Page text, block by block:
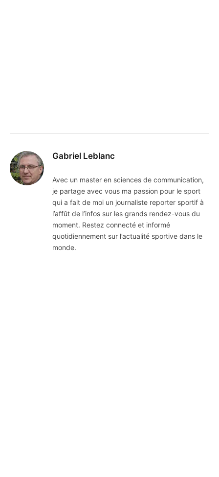
Gabriel Leblanc
Avec un master en sciences de communication,
je partage avec vous ma passion pour le sport
qui a fait de moi un journaliste reporter sportif à
l’affût de l’infos sur les grands rendez-vous du
moment. Restez connecté et informé
quotidiennement sur l’actualité sportive dans le
monde.